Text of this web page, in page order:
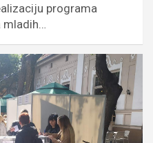
programa
mladih…